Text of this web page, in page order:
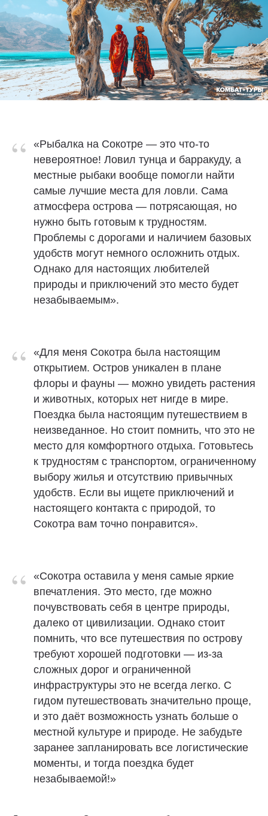
“
«Рыбалка на Сокотре — это что-то
невероятное! Ловил тунца и барракуду, а
местные рыбаки вообще помогли найти
самые лучшие места для ловли. Сама
атмосфера острова — потрясающая, но
нужно быть готовым к трудностям.
Проблемы с дорогами и наличием базовых
удобств могут немного осложнить отдых.
Однако для настоящих любителей
природы и приключений это место будет
незабываемым».
“
«Для меня Сокотра была настоящим
открытием. Остров уникален в плане
флоры и фауны — можно увидеть растения
и животных, которых нет нигде в мире.
Поездка была настоящим путешествием в
неизведанное. Но стоит помнить, что это не
место для комфортного отдыха. Готовьтесь
к трудностям с транспортом, ограниченному
выбору жилья и отсутствию привычных
удобств. Если вы ищете приключений и
настоящего контакта с природой, то
Сокотра вам точно понравится».
“
«Сокотра оставила у меня самые яркие
впечатления. Это место, где можно
почувствовать себя в центре природы,
далеко от цивилизации. Однако стоит
помнить, что все путешествия по острову
требуют хорошей подготовки — из-за
сложных дорог и ограниченной
инфраструктуры это не всегда легко. С
гидом путешествовать значительно проще,
и это даёт возможность узнать больше о
местной культуре и природе. Не забудьте
заранее запланировать все логистические
моменты, и тогда поездка будет
незабываемой!»